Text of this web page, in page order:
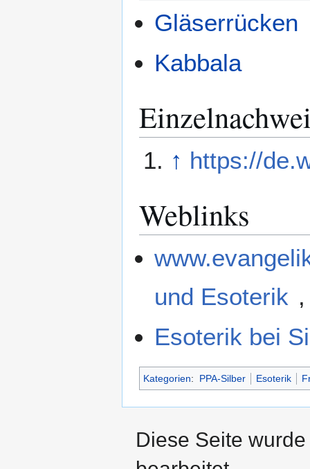
Gläserrücken
Kabbala
↑ https://
Weblinks
und Esoterik
Esoterik bei
Kategorien: PPA-Silber Esoterik
Diese Seite